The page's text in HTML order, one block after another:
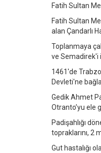
Fatih Sultan
Fatih Sultan
alan Çandarlı
Toplanmaya
ve Semadirek'i
1461'de
Devleti'ne
Gedik Ahmet
Otranto’yu ele
Padişahlığı
topraklarını, 2
Gut hastalığı